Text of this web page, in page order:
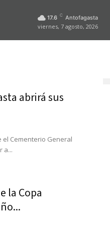
17.6 C Antofagasta
viernes, 7 agosto, 2026
abrirá sus
el Cementerio General
a...
la Copa